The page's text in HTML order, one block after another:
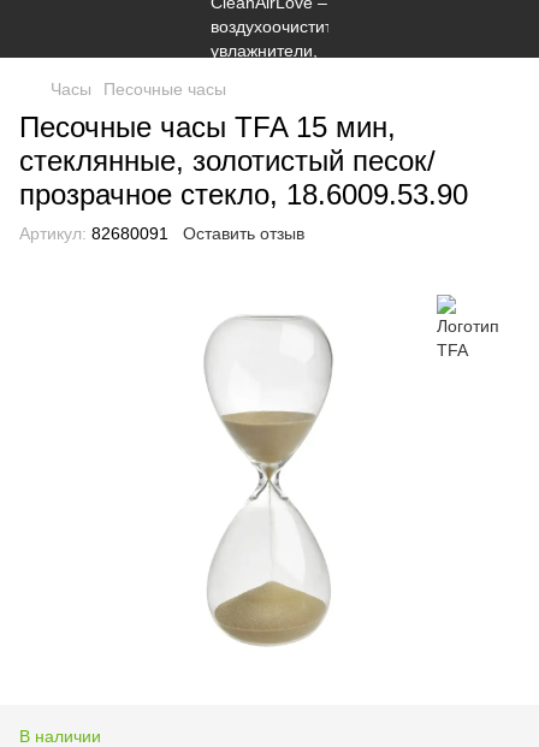
Часы Песочные часы
Песочные часы TFA 15 мин,
стеклянные, золотистый песок/
прозрачное стекло, 18.6009.53.90
Артикул: 82680091 Оставить отзыв
В наличии